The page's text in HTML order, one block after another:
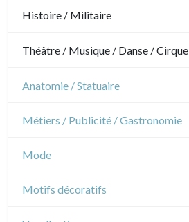
Chasse
Histoire / Militaire
Militaire
Théâtre / Musique / Danse / Cirque
Théâtre
Anatomie / Statuaire
Métiers / Publicité / Gastronomie
Mode
Motifs décoratifs